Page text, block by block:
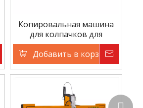
Запрос цены
Копировальная машина
для колпачков для
каменных колонн
Добавить в корзину